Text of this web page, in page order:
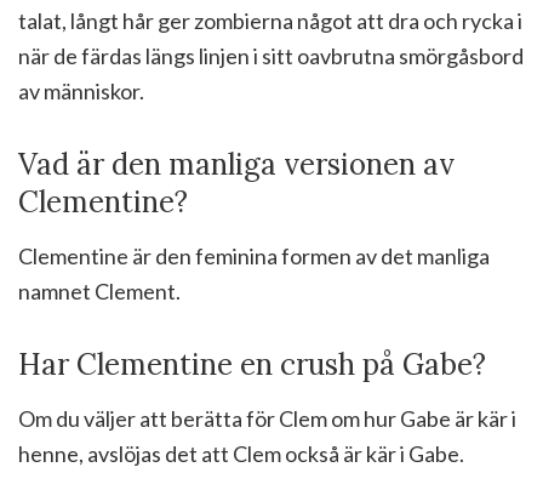
talat, långt hår ger zombierna något att dra och rycka i
när de färdas längs linjen i sitt oavbrutna smörgåsbord
av människor.
Vad är den manliga versionen av
Clementine?
Clementine är den feminina formen av det manliga
namnet Clement.
Har Clementine en crush på Gabe?
Om du väljer att berätta för Clem om hur Gabe är kär i
henne, avslöjas det att Clem också är kär i Gabe.